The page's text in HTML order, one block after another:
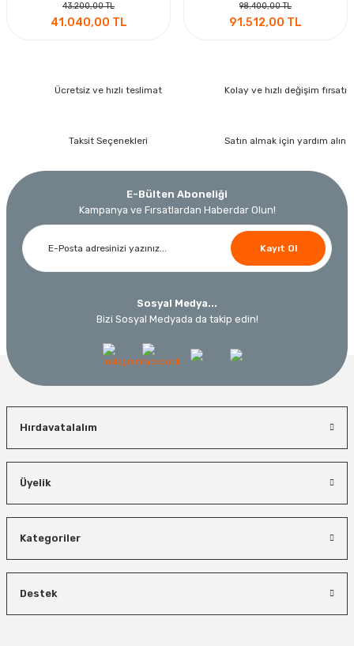
43.200,00 TL
41.040,00 TL
98.400,00 TL
91.512,00 TL
Ücretsiz ve hızlı teslimat Kolay ve hızlı değişim fırsatı
Taksit Seçenekleri Satın almak için yardım alın
E-Bülten Aboneliği
Kampanya ve Fırsatlardan Haberdar Olun!
Kayıt Ol
Sosyal Medya...
Bizi Sosyal Medyada da takip edin!
Hırdavatalalım
Üyelik
Kategoriler
Destek